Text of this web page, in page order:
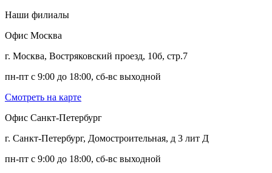
Наши филиалы
Офис Москва
г. Москва, Востряковский проезд, 10б, стр.7
пн-пт с 9:00 до 18:00, сб-вс выходной
Смотреть на карте
Офис Санкт-Петербург
г. Санкт-Петербург, Домостроительная, д 3 лит Д
пн-пт с 9:00 до 18:00, сб-вс выходной